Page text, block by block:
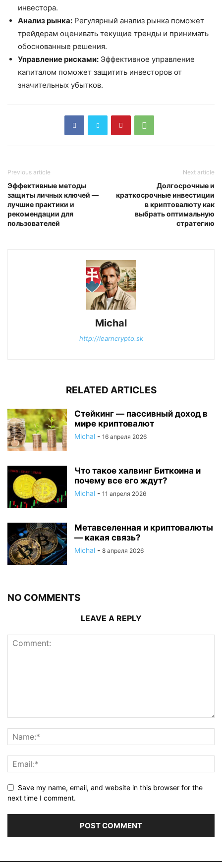
инвестора.
Анализ рынка: Регулярный анализ рынка поможет
трейдерам оценивать текущие тренды и принимать
обоснованные решения.
Управление рисками: Эффективное управление
капиталом поможет защитить инвесторов от
значительных убытков.
Previous article
Эффективные методы
защиты личных ключей —
лучшие практики и
рекомендации для
пользователей
Next article
Долгосрочные и
краткосрочные инвестиции
в криптовалюту как
выбрать оптимальную
стратегию
Michal
http://learncrypto.sk
RELATED ARTICLES
Стейкинг — пассивный доход в
мире криптовалют
Michal - 16 апреля 2026
Что такое халвинг Биткоина и
почему все его ждут?
Michal - 11 апреля 2026
Метавселенная и криптовалюты
— какая связь?
Michal - 8 апреля 2026
NO COMMENTS
LEAVE A REPLY
Save my name, email, and website in this browser for the
next time I comment.